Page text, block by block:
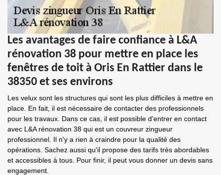
Les avantages de faire confiance à L&A
rénovation 38 pour mettre en place les
fenêtres de toit à Oris En Rattier dans le
38350 et ses environs
Les velux sont les structures qui sont les plus difficiles à mettre en
place. En fait, il est nécessaire de contacter des professionnels
pour les travaux. Dans ce cas, il est possible d'entrer en contact
avec L&A rénovation 38 qui est un couvreur zingueur
professionnel. Il n'y a rien à craindre pour la qualité des
opérations. Sachez aussi qu'il propose des tarifs très abordables
et accessibles à tous. Pour finir, il peut vous donner un devis sans
engagement.